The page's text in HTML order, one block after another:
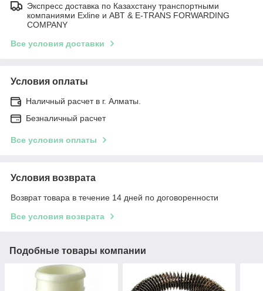
Экспресс доставка по Казахстану транспортными
компаниями Exline и ABT & E-TRANS FORWARDING
COMPANY
Все условия доставки
Условия оплаты
Наличный расчет в г. Алматы.
Безналичный расчет
Все условия оплаты
Условия возврата
Возврат товара в течение 14 дней по договоренности
Все условия возврата
Подобные товары компании